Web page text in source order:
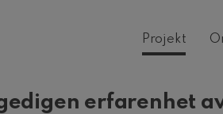
Projekt
erfarenhet